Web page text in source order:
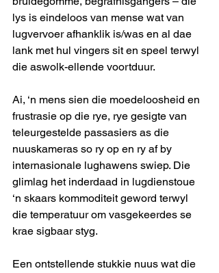
lys is eindeloos van mense wat van
lugvervoer afhanklik is/was en al dae
lank met hul vingers sit en speel terwyl
die aswolk-ellende voortduur.
Ai, ‘n mens sien die moedeloosheid en
frustrasie op die rye, rye gesigte van
teleurgestelde passasiers as die
nuuskameras so ry op en ry af by
internasionale lughawens swiep. Die
glimlag het inderdaad in lugdienstoue
‘n skaars kommoditeit geword terwyl
die temperatuur om vasgekeerdes se
krae sigbaar styg.
Een ontstellende stukkie nuus wat die